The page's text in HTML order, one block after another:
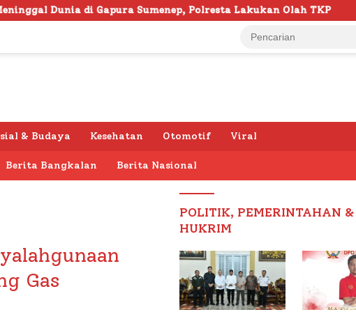
Sumenep, Polresta Lakukan Olah TKP 103 Kafilah Siap
& Budaya Kesehatan Otomotif Viral
Berita Bangkalan Berita Nasional
Gas
POLITIK, PEMERINTAHAN &
HUKRIM